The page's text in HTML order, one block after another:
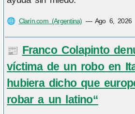
🌐 Clarín.com (Argentina) — Ago 6, 2026
📰 Franco Colapinto
víctima de un robo en
hubiera dicho que
robar a un latino“